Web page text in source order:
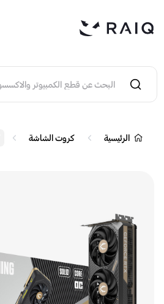
الرئيسية كروت الشاشة